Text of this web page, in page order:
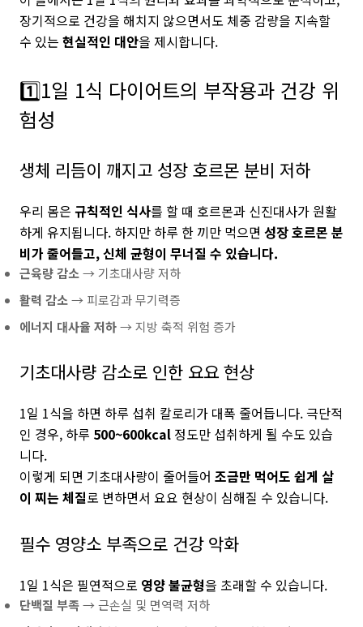
장기적으로 건강을 해치지 않으면서도 체중 감량을 지속할
수 있는 현실적인 대안을 제시합니다.
1️⃣1일 1식 다이어트의 부작용과 건강 위
험성
생체 리듬이 깨지고 성장 호르몬 분비 저하
우리 몸은 규칙적인 식사를 할 때 호르몬과 신진대사가 원활
하게 유지됩니다. 하지만 하루 한 끼만 먹으면 성장 호르몬 분
비가 줄어들고, 신체 균형이 무너질 수 있습니다.
근육량 감소→ 기초대사량 저하
활력 감소→ 피로감과 무기력증
에너지 대사율 저하→ 지방 축적 위험 증가
기초대사량 감소로 인한 요요 현상
1일 1식을 하면 하루 섭취 칼로리가 대폭 줄어듭니다. 극단적
인 경우, 하루 500~600kcal 정도만 섭취하게 될 수도 있습
니다.
이렇게 되면 기초대사량이 줄어들어 조금만 먹어도 쉽게 살
이 찌는 체질로 변하면서 요요 현상이 심해질 수 있습니다.
필수 영양소 부족으로 건강 악화
1일 1식은 필연적으로 영양 불균형을 초래할 수 있습니다.
단백질 부족→ 근손실 및 면역력 저하